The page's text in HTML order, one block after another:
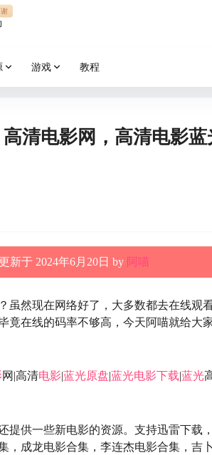
谢
游戏 教程
清电影网，高清电影蓝
新于 2024年6月20日 by 阿喵
虽然现在网络好了，大多数都去在线观
竟在线的码率不够高，今天阿喵就给大
网|高清电影|蓝光原盘|蓝光电影下载|蓝光
提供一些新电影的资源。支持迅雷下载
成龙电影合集，李连杰电影合集，吉